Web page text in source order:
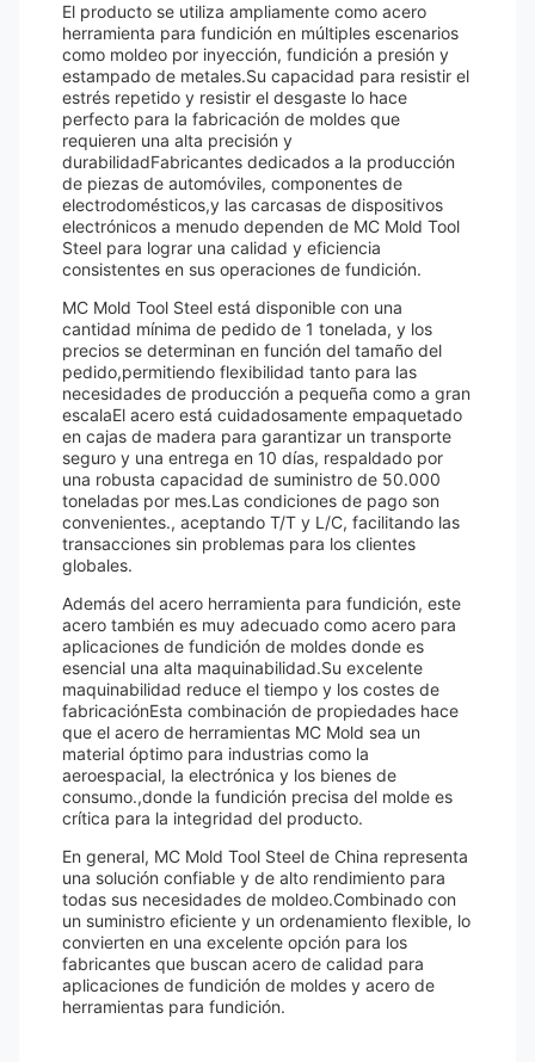
El producto se utiliza ampliamente como acero
herramienta para fundición en múltiples escenarios
como moldeo por inyección, fundición a presión y
estampado de metales.Su capacidad para resistir el
estrés repetido y resistir el desgaste lo hace
perfecto para la fabricación de moldes que
requieren una alta precisión y
durabilidadFabricantes dedicados a la producción
de piezas de automóviles, componentes de
electrodomésticos,y las carcasas de dispositivos
electrónicos a menudo dependen de MC Mold Tool
Steel para lograr una calidad y eficiencia
consistentes en sus operaciones de fundición.
MC Mold Tool Steel está disponible con una
cantidad mínima de pedido de 1 tonelada, y los
precios se determinan en función del tamaño del
pedido,permitiendo flexibilidad tanto para las
necesidades de producción a pequeña como a gran
escalaEl acero está cuidadosamente empaquetado
en cajas de madera para garantizar un transporte
seguro y una entrega en 10 días, respaldado por
una robusta capacidad de suministro de 50.000
toneladas por mes.Las condiciones de pago son
convenientes., aceptando T/T y L/C, facilitando las
transacciones sin problemas para los clientes
globales.
Además del acero herramienta para fundición, este
acero también es muy adecuado como acero para
aplicaciones de fundición de moldes donde es
esencial una alta maquinabilidad.Su excelente
maquinabilidad reduce el tiempo y los costes de
fabricaciónEsta combinación de propiedades hace
que el acero de herramientas MC Mold sea un
material óptimo para industrias como la
aeroespacial, la electrónica y los bienes de
consumo.,donde la fundición precisa del molde es
crítica para la integridad del producto.
En general, MC Mold Tool Steel de China representa
una solución confiable y de alto rendimiento para
todas sus necesidades de moldeo.Combinado con
un suministro eficiente y un ordenamiento flexible, lo
convierten en una excelente opción para los
fabricantes que buscan acero de calidad para
aplicaciones de fundición de moldes y acero de
herramientas para fundición.